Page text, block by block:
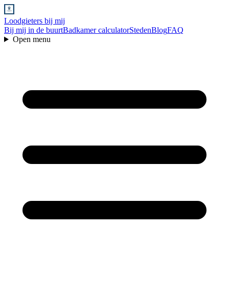
Loodgieters bij mij
Bij mij in de buurtBadkamer calculatorStedenBlogFAQ
Open menu